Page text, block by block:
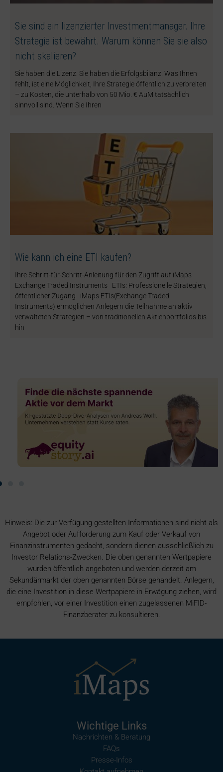
Sie sind ein lizenzierter Investmentmanager. Ihre
Strategie ist bewährt. Warum können Sie sie also
nicht skalieren?
Sie haben die Lizenz. Sie haben die Erfolgsbilanz. Was Ihnen
fehlt, ist eine Möglichkeit, Ihre Strategie öffentlich zu verbreiten
– zu Kosten, die unterhalb von 50 Mio. € AuM tatsächlich
sinnvoll sind. Wenn Sie Ihren
Wie kann ich eine ETI kaufen?
Ihre Schritt-für-Schritt-Anleitung für den Zugriff auf iMaps
Exchange Traded Instruments ETIs: Professionelle Strategien,
öffentlicher Zugang iMaps ETIs(Exchange Traded
Instruments) ermöglichen Anlegern die Teilnahme an aktiv
verwalteten Strategien – von traditionellen Aktienportfolios bis
hin
Hinweis: Die zur Verfügung gestellten Informationen sind nicht als
Angebot oder Aufforderung zum Kauf oder Verkauf von
Finanzinstrumenten gedacht, sondern dienen ausschließlich zu
Investor Relations-Zwecken. Die oben genannten Wertpapiere
wurden öffentlich angeboten und werden derzeit am
Sekundärmarkt der oben genannten Börse gehandelt. Anlegern,
die eine Investition in diese Wertpapiere in Erwägung ziehen, wird
empfohlen, vor einer Investition einen zugelassenen MiFID-
Finanzberater zu konsultieren.
Wichtige Links
Nachrichten & Beratung
FAQs
Presse-Infos